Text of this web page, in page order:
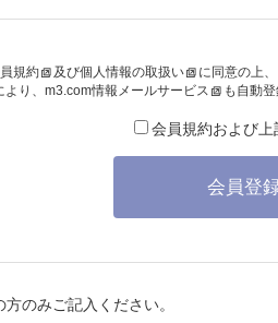
規約 及び個人情報の取扱い
に同意の上
り、 m3.com情報メールサービス も自動
会員規約および
会員登
のみご記入ください。